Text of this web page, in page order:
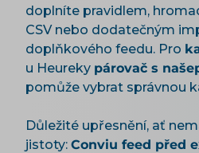
doplníte pravidlem,
CSV nebo dodatečným
doplňkového feedu. Pro
u Heureky párovač s
pomůže vybrat správnou
Důležité upřesnění, ať
jistoty: Conviu feed před